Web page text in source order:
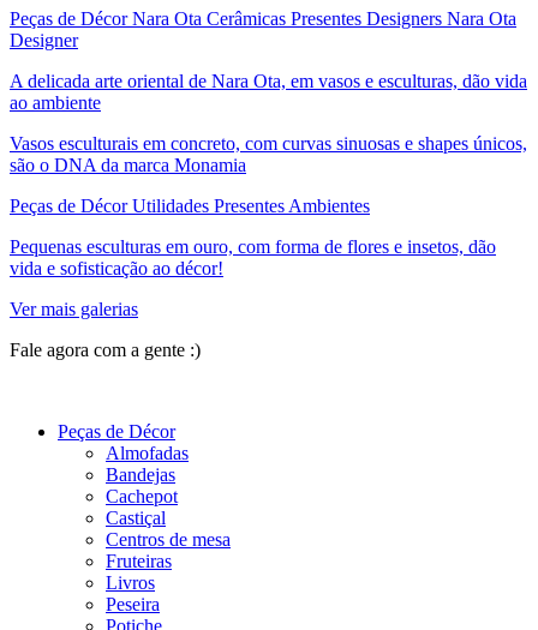
Peças de Décor Nara Ota Cerâmicas Presentes Designers Nara Ota
Designer
A delicada arte oriental de Nara Ota, em vasos e esculturas, dão vida
ao ambiente
Vasos esculturais em concreto, com curvas sinuosas e shapes únicos,
são o DNA da marca Monamia
Peças de Décor Utilidades Presentes Ambientes
Pequenas esculturas em ouro, com forma de flores e insetos, dão
vida e sofisticação ao décor!
Ver mais galerias
Fale agora com a gente :)
Peças de Décor
Almofadas
Bandejas
Cachepot
Castiçal
Centros de mesa
Fruteiras
Livros
Peseira